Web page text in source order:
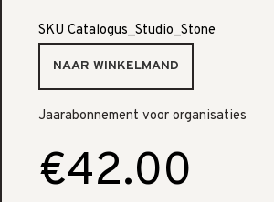
SKU Catalogus_Studio_Stone
Jaarabonnement voor organisaties
€42.00